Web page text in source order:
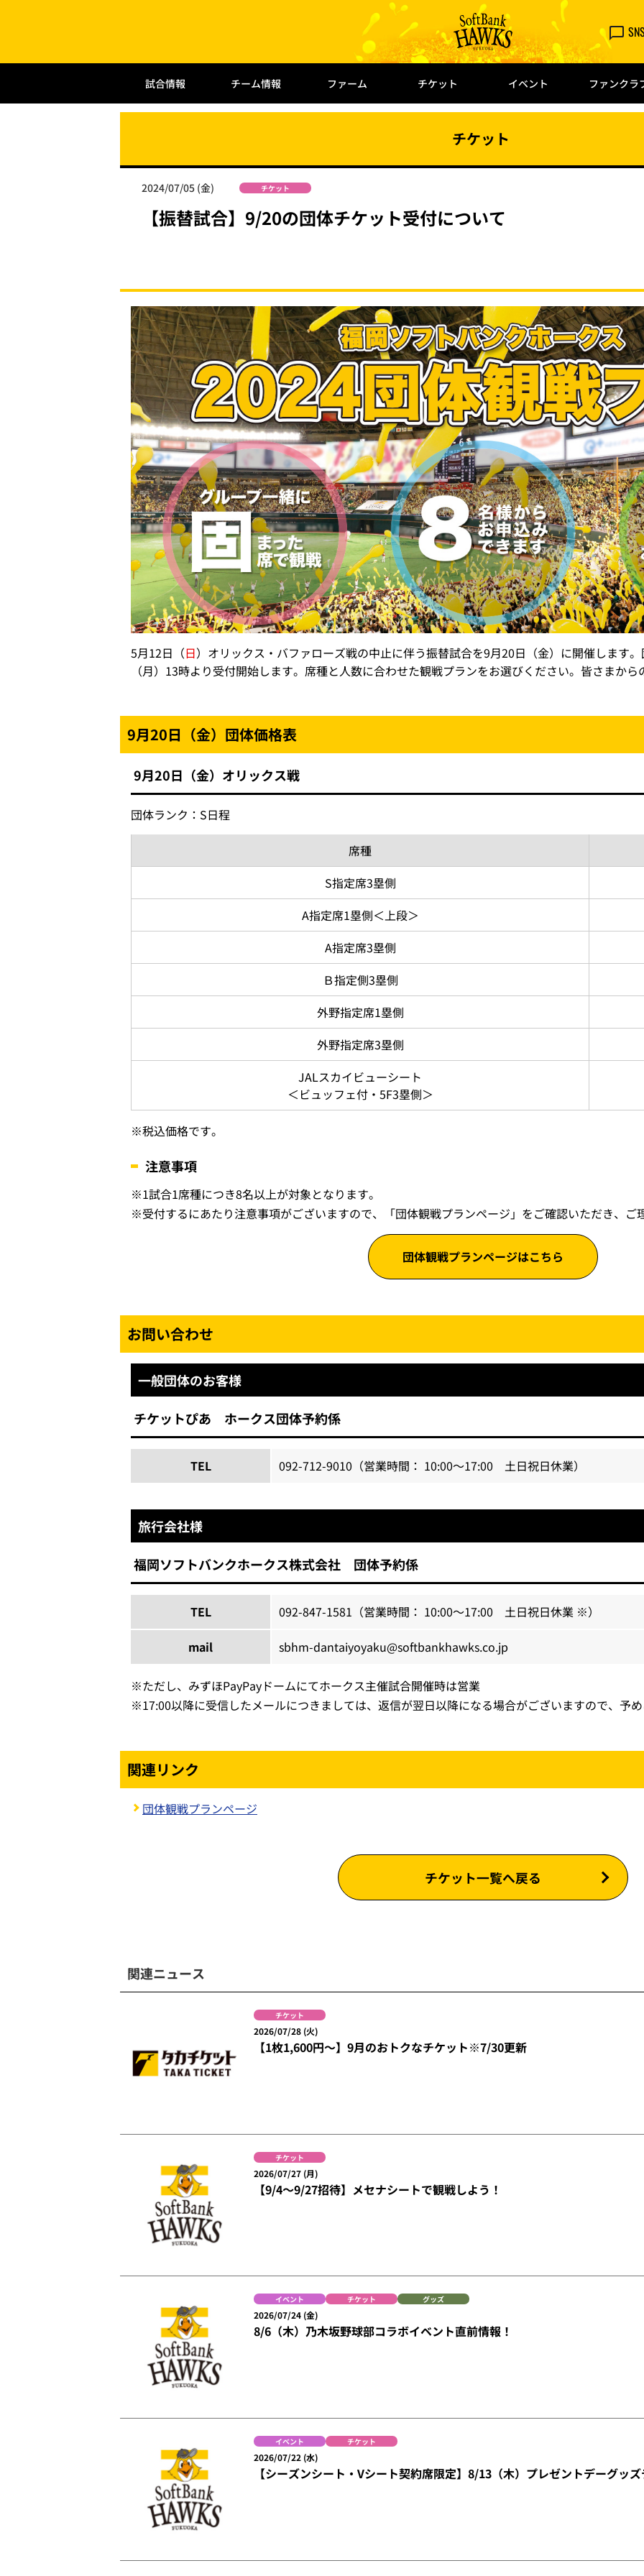
試合情報 チーム情報 ファーム チケット イベント ファンクラ
チケット
2024/07/05 (金) チケット
【振替試合】9/20の団体チケット受付について
5月12日（日）オリックス・バファローズ戦の中止に伴う振替試合を9月20日（金）に開催します
（月）13時より受付開始します。席種と人数に合わせた観戦プランをお選びください。皆さまから
9月20日（金）団体価格表
9月20日（金）オリックス戦
団体ランク：S日程
席種
S指定席3塁側
A指定席1塁側＜上段＞
A指定席3塁側
Ｂ指定側3塁側
外野指定席1塁側
外野指定席3塁側
JALスカイビューシート
＜ビュッフェ付・5F3塁側＞
※税込価格です。
注意事項
※1試合1席種につき8名以上が対象となります。
※受付するにあたり注意事項がございますので、「団体観戦プランページ」をご確認いただき、ご
団体観戦プランページはこちら
お問い合わせ
一般団体のお客様
チケットぴあ ホークス団体予約係
TEL 092-712-9010 （営業時間： 10:00～17:00 土日祝日休業）
旅行会社様
福岡ソフトバンクホークス株式会社 団体予約係
TEL 092-847-1581 （営業時間： 10:00～17:00 土日祝日休業 ※）
mail sbhm-dantaiyoyaku@softbankhawks.co.jp
※ただし、みずほPayPayドームにてホークス主催試合開催時は営業
※17:00以降に受信したメールにつきましては、返信が翌日以降になる場合がございますので、予め
関連リンク
団体観戦プランページ
チケット一覧へ戻る
関連ニュース
チケット
2026/07/28 (火)
【1枚1,600円～】9月のおトクなチケット※7/30更新
チケット
2026/07/27 (月)
【9/4～9/27招待】メセナシートで観戦しよう！
イベント チケット グッズ
2026/07/24 (金)
8/6（木）乃木坂野球部コラボイベント直前情報！
イベント チケット
2026/07/22 (水)
【シーズンシート・Vシート契約席限定】8/13（木）プレゼントデーグッズ